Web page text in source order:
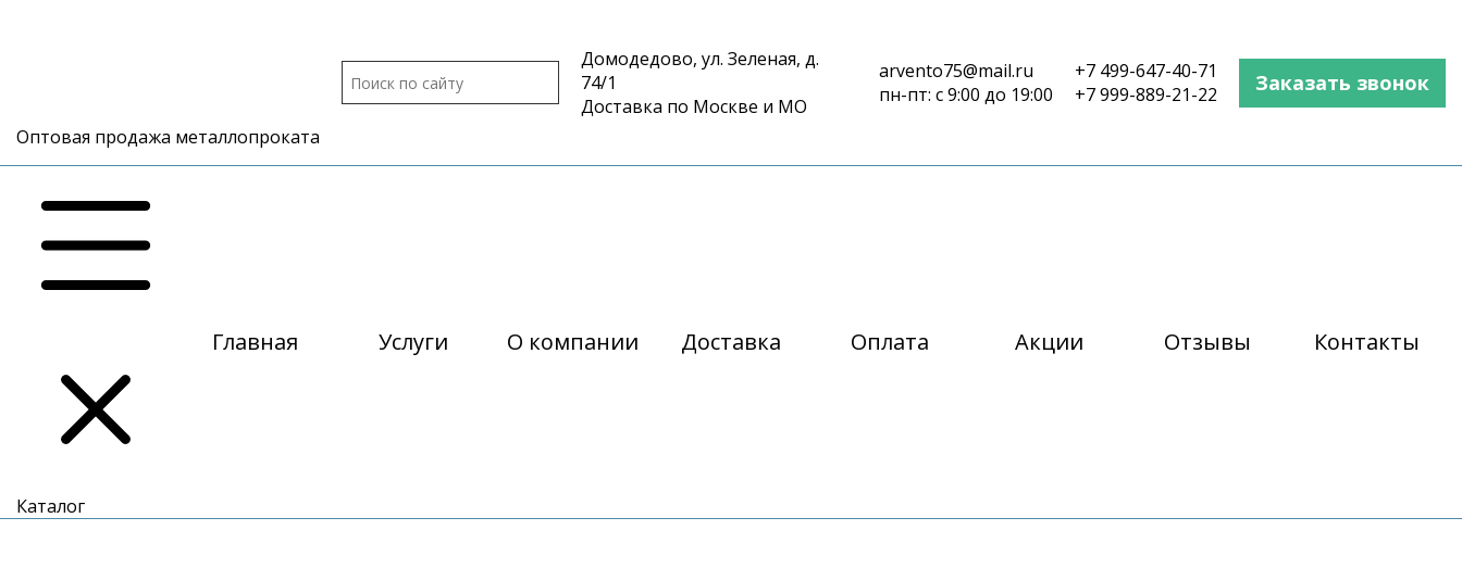
Оптовая продажа металлопроката
Домодедово, ул. Зеленая, д.
74/1
Доставка по Москве и МО
arvento75@mail.ru
пн-пт: с 9:00 до 19:00
+7 499-647-40-71
+7 999-889-21-22
Заказать звонок
Каталог
Главная Услуги О компании Доставка Оплата Акции Отзывы Контакты